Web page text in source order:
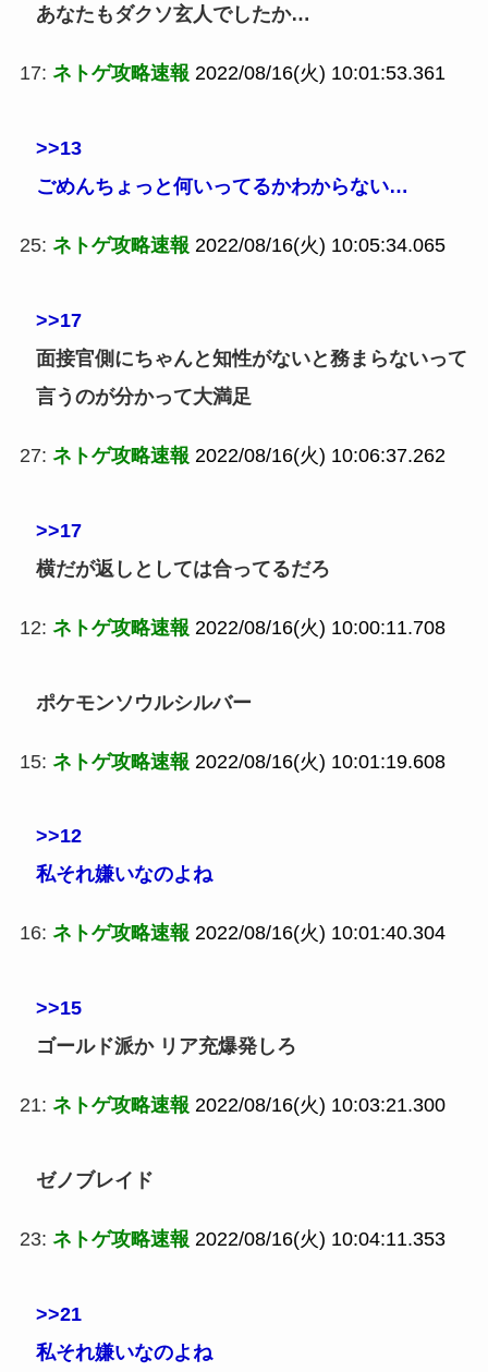
あなたもダクソ玄人でしたか…
17: ネトゲ攻略速報 2022/08/16(火) 10:01:53.361
>>13
ごめんちょっと何いってるかわからない…
25: ネトゲ攻略速報 2022/08/16(火) 10:05:34.065
>>17
面接官側にちゃんと知性がないと務まらないって
言うのが分かって大満足
27: ネトゲ攻略速報 2022/08/16(火) 10:06:37.262
>>17
横だが返しとしては合ってるだろ
12: ネトゲ攻略速報 2022/08/16(火) 10:00:11.708
ポケモンソウルシルバー
15: ネトゲ攻略速報 2022/08/16(火) 10:01:19.608
>>12
私それ嫌いなのよね
16: ネトゲ攻略速報 2022/08/16(火) 10:01:40.304
>>15
ゴールド派か リア充爆発しろ
21: ネトゲ攻略速報 2022/08/16(火) 10:03:21.300
ゼノブレイド
23: ネトゲ攻略速報 2022/08/16(火) 10:04:11.353
>>21
私それ嫌いなのよね